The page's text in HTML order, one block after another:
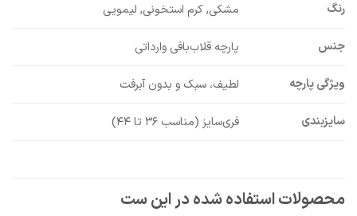
رنگ مشکی, کرم استخونی, لیمویی
جنس پارچه قلاب‌بافی وارداتی
ویژگی پارچه لطیف، سبک و بدون آبرفت
سایزبندی فری‌سایز (مناسب ۳۶ تا ۴۴)